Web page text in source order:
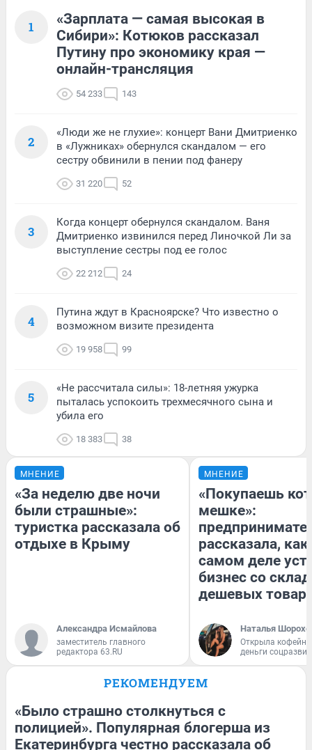
1
«Зарплата — самая высокая в
Сибири»: Котюков рассказал
Путину про экономику края —
онлайн-трансляция
54 233 143
2
«Люди же не глухие»: концерт Вани Дмитриенко
в «Лужниках» обернулся скандалом — его
сестру обвинили в пении под фанеру
31 220 52
3
Когда концерт обернулся скандалом. Ваня
Дмитриенко извинился перед Линочкой Ли за
выступление сестры под ее голос
22 212 24
4
Путина ждут в Красноярске? Что известно о
возможном визите президента
19 958 99
5
«Не рассчитала силы»: 18-летняя ужурка
пыталась успокоить трехмесячного сына и
убила его
18 383 38
МНЕНИЕ
«За неделю две ночи
были страшные»:
туристка рассказала об
отдыхе в Крыму
Александра Исмайлова
заместитель главного
редактора 63.RU
МНЕНИЕ
«Покупаешь
мешке»:
рассказала, как
самом деле
бизнес со
дешевых
Наталья
Открыла
деньги
РЕКОМЕНДУЕМ
«Было страшно столкнуться с
полицией». Популярная блогерша из
Екатеринбурга честно рассказала об